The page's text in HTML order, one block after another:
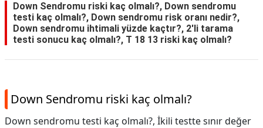
Down Sendromu riski kaç olmalı?, Down sendromu
testi kaç olmalı?, Down sendromu risk oranı nedir?,
Down sendromu ihtimali yüzde kaçtır?, 2'li tarama
testi sonucu kaç olmalı?, T 18 13 riski kaç olmalı?
Down Sendromu riski kaç olmalı?
Down sendromu testi kaç olmalı?, İkili testte sınır değer